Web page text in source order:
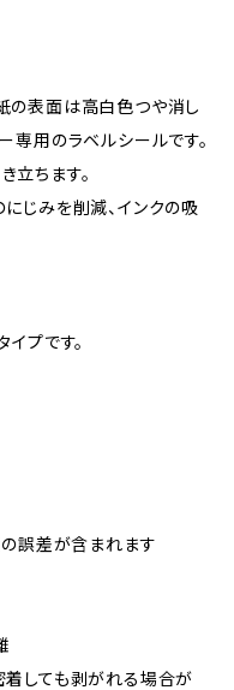
の表面は高白色つや消し
専用のラベルシールです。
立ちます。
じみを削減、インクの吸
イプです。
誤差が含まれます
着しても剥がれる場合が